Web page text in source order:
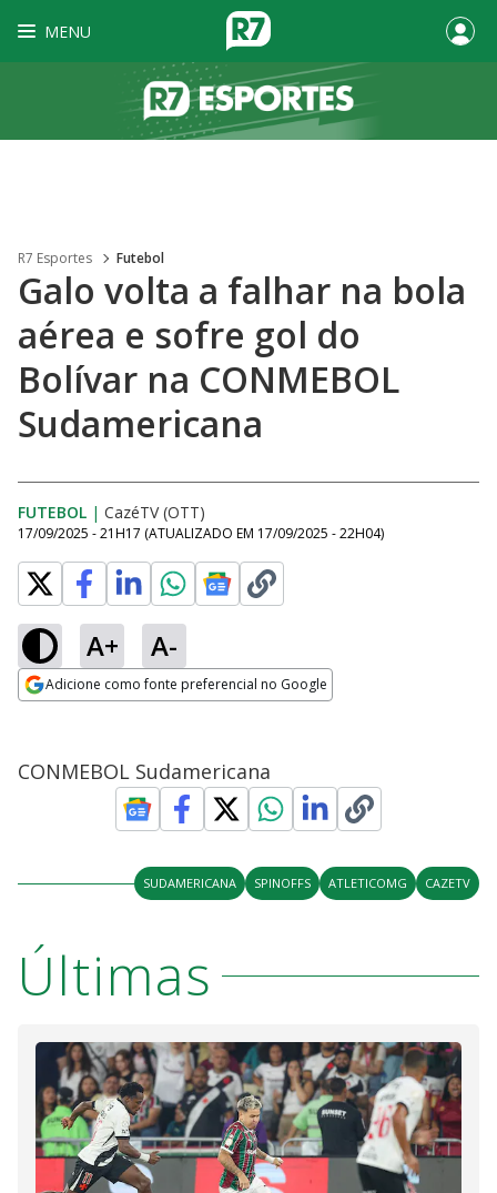
MENU
R7 Esportes Futebol
Galo volta a falhar na bola
aérea e sofre gol do
Bolívar na CONMEBOL
Sudamericana
FUTEBOL | CazéTV (OTT)
17/09/2025 - 21H17 (ATUALIZADO EM 17/09/2025 - 22H04)
A+ A-
Adicione como fonte preferencial no Google
CONMEBOL Sudamericana
SUDAMERICANA SPINOFFS ATLETICOMG CAZETV
Últimas